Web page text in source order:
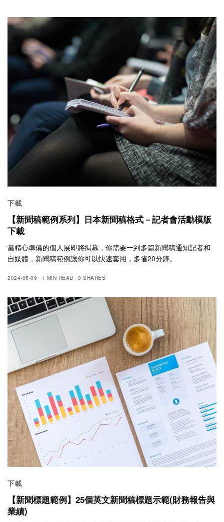
下載
【新聞稿範例系列】日本新聞稿格式－記者會活動模版
下載
當精心準備的個人展即將揭幕，你需要一到多篇新聞稿通知記者和
自媒體，新聞稿範例讓你可以快速套用，多省20分鐘。
2024-05-09 1 MIN READ 0 SHARES
下載
【新聞標題範例】25個英文新聞稿標題示範(財務報告與
業績)